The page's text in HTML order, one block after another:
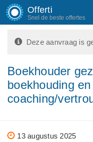
Offerti
Snel de beste offertes
Deze aanvraag is
Boekhouder
boekhouding
coaching/
13 augustus 2025